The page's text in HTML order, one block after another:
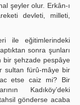
şeyler olur. Erkân-ı
devleti, milleti,
ile eğitimlerindeki
sonra şunları
bir şehzade pespâye
sultan fürû-mâye bir
etse caiz mi? Bir
Kadıköy’deki
gönderse acaba